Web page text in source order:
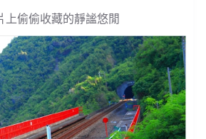
上偷偷收藏的靜謐悠閒